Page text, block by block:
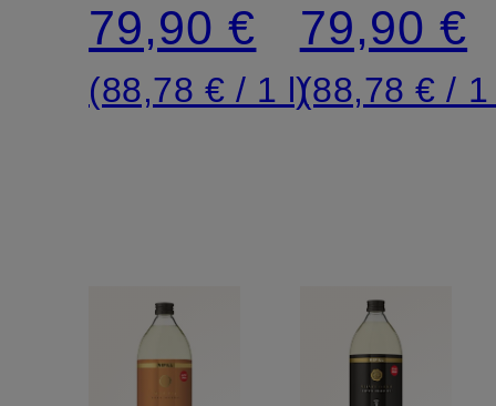
79,90 €
(88,78 € / 1 l)
79,90 €
(88,78 € /